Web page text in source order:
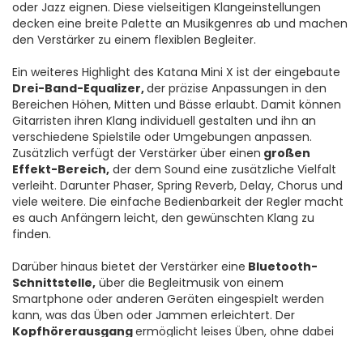
oder Jazz eignen. Diese vielseitigen Klangeinstellungen
decken eine breite Palette an Musikgenres ab und machen
den Verstärker zu einem flexiblen Begleiter.
Ein weiteres Highlight des Katana Mini X ist der eingebaute
Drei-Band-Equalizer,der präzise Anpassungen in den
Bereichen Höhen, Mitten und Bässe erlaubt. Damit können
Gitarristen ihren Klang individuell gestalten und ihn an
verschiedene Spielstile oder Umgebungen anpassen.
Zusätzlich verfügt der Verstärker über einen großen
Effekt-Bereich, der dem Sound eine zusätzliche Vielfalt
verleiht. Darunter Phaser, Spring Reverb, Delay, Chorus und
viele weitere. Die einfache Bedienbarkeit der Regler macht
es auch Anfängern leicht, den gewünschten Klang zu
finden.
Darüber hinaus bietet der Verstärker eine Bluetooth-
Schnittstelle, über die Begleitmusik von einem
Smartphone oder anderen Geräten eingespielt werden
kann, was das Üben oder Jammen erleichtert. Der
Kopfhörerausgangermöglicht leises Üben, ohne dabei